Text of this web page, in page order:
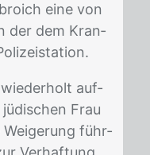
eine von
der dem Kran­
auf­
Frau
Wei­ge­rung führ­